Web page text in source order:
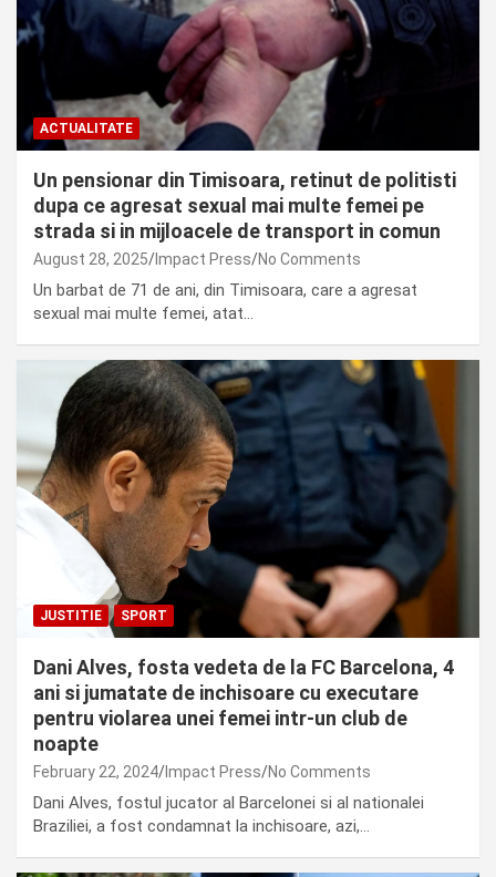
ACTUALITATE
Un pensionar din Timisoara, retinut de politisti
dupa ce agresat sexual mai multe femei pe
strada si in mijloacele de transport in comun
August 28, 2025 Impact Press No Comments
Un barbat de 71 de ani, din Timisoara, care a agresat
sexual mai multe femei, atat…
JUSTITIE SPORT
Dani Alves, fosta vedeta de la FC Barcelona, 4
ani si jumatate de inchisoare cu executare
pentru violarea unei femei intr-un club de
noapte
February 22, 2024 Impact Press No Comments
Dani Alves, fostul jucator al Barcelonei si al nationalei
Braziliei, a fost condamnat la inchisoare, azi,…